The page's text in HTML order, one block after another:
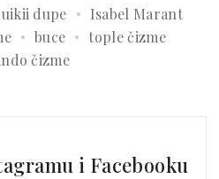
dupe
Isabel Marant
buce
tople čizme
čizme
i Facebooku